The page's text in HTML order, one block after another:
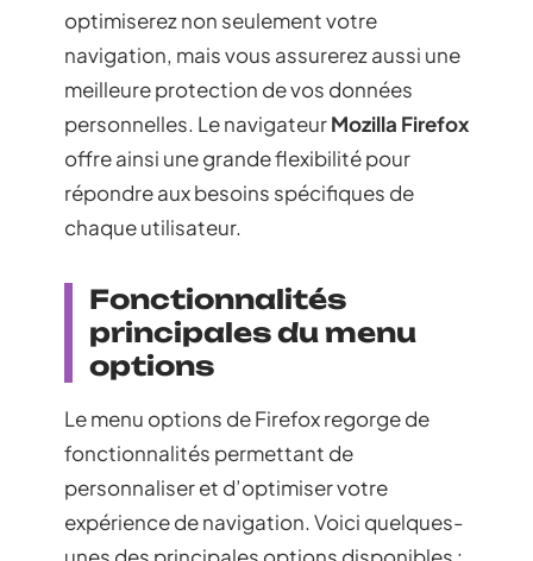
optimiserez non seulement votre
navigation, mais vous assurerez aussi une
meilleure protection de vos données
personnelles. Le navigateurMozilla Firefox
offre ainsi une grande flexibilité pour
répondre aux besoins spécifiques de
chaque utilisateur.
Fonctionnalités
principales du menu
options
Le menu options de Firefox regorge de
fonctionnalités permettant de
personnaliser et d’optimiser votre
expérience de navigation. Voici quelques-
unes des principales options disponibles :